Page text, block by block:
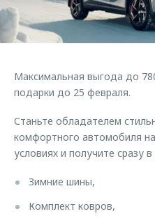
Страхование
Кредитный калькулятор
Одежда и сувениры
Запчасти
Трейд-ин
Калькулятор трейд-ин
Клиентская поддержка
O&J Автоклуб
Приложение O&J
Аксессуары
Одежда и сувениры
Оригинальные аксессуары
Запчасти
Обратная связь
Максимальная выгода до
подарки до 25 февраля.
Станьте обладателем
комфортного автомобиля
условиях и получите сразу
Зимние шины,
Комплект ковров,